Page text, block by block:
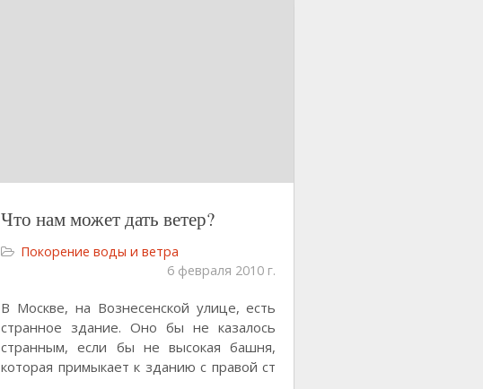
Что нам может дать ветер?
Покорение воды и ветра
6 февраля 2010 г.
В Москве, на Вознесенской улице, есть
странное здание. Оно бы не казалось
странным, если бы не высокая башня,
которая примыкает к зданию с правой ст